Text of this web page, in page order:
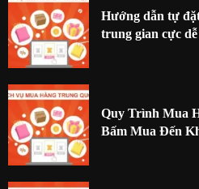
Hướng dẫn tự
trung gian cực
Quy Trình Mua
Bấm Mua Đến